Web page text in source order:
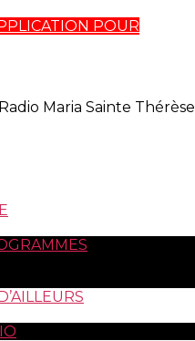
POUR
Radio Maria Sainte Thérèse